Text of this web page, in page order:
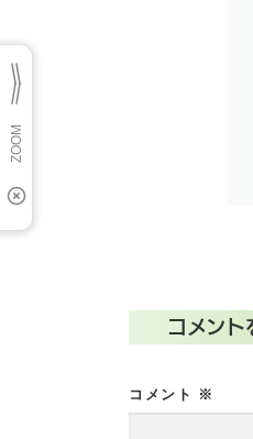
コメント
コメント ※